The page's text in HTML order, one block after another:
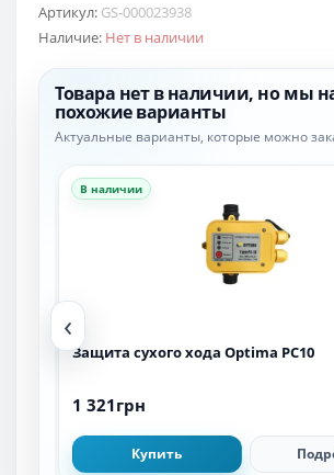
Артикул: GS-000023938
Наличие: Нет в наличии
Товара нет в наличии, но мы
похожие варианты
Актуальные варианты, которые можно
‹
В наличии
Защита сухого хода Optima PC10
1 321грн
Купить